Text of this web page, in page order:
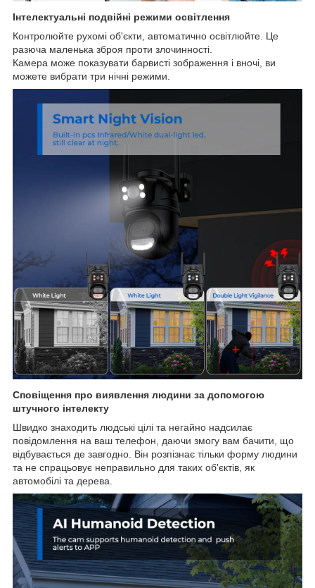
Інтелектуальні подвійні режими освітлення
Контролюйте рухомі об'єкти, автоматично освітлюйте. Це
разюча маленька зброя проти злочинності.
Камера може показувати барвисті зображення і вночі, ви
можете вибрати три нічні режими.
Сповіщення про виявлення людини за допомогою
штучного інтелекту
Швидко знаходить людські цілі та негайно надсилає
повідомлення на ваш телефон, даючи змогу вам бачити, що
відбувається де завгодно. Він розпізнає тільки форму людини
та не спрацьовує неправильно для таких об'єктів, як
автомобілі та дерева.